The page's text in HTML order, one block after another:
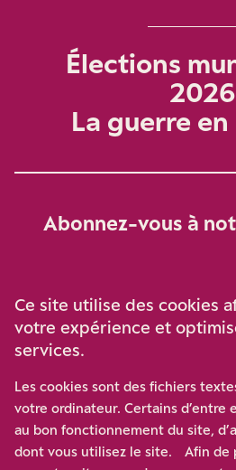
Élections
2026
La guerre
Abonnez-vous à
Participez à notre effort pour
luttant contre l’ascension
disqualification de
Ce site utilise des cookies
votre expérience et
services.
Les cookies sont des fichiers
votre ordinateur. Certains d’entre
au bon fonctionnement du site,
dont vous utilisez le site. Afin de